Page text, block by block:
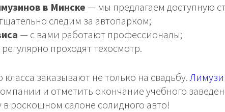
в Минске — мы предлагаем доступную
следим за автопарком;
— с вами работают профессионалы;
проходят техосмотр.
класса заказывают не только на свадьбу.
и отметить окончание учебного
в роскошном салоне солидного авто!